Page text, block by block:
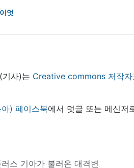
엇
기사)는 Creative commons 저작
) 페이스북에서 덧글 또는 메신저
스 기아가 불러온 대격변